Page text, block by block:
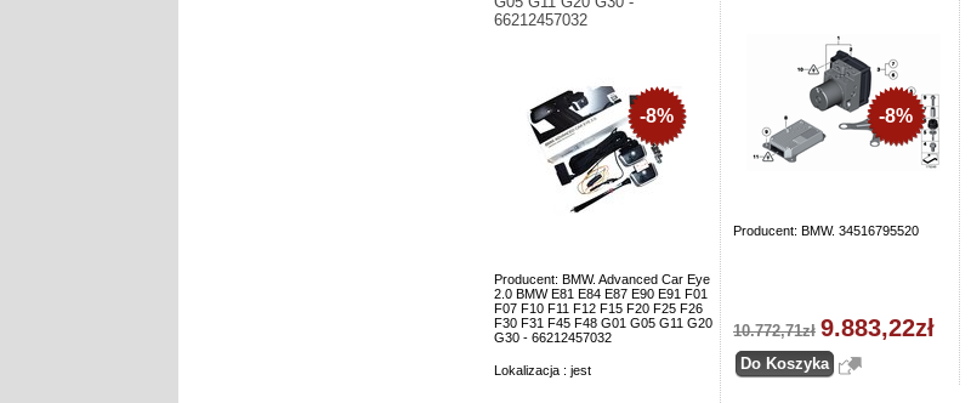
66212457032
Producent: BMW. Advanced Car Eye
2.0 BMW E81 E84 E87 E90 E91 F01
F07 F10 F11 F12 F15 F20 F25 F26
F30 F31 F45 F48 G01 G05 G11 G20
G30 - 66212457032
Lokalizacja : jest
-8%
Producent: BMW. 34516795520
-8%
10.772,71zł 9.883,22zł